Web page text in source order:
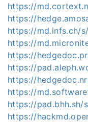
https://
https://
https://md.infs.ch/
https://
https://
https://
https://
https://
https://pad.bhh.sh/
https://